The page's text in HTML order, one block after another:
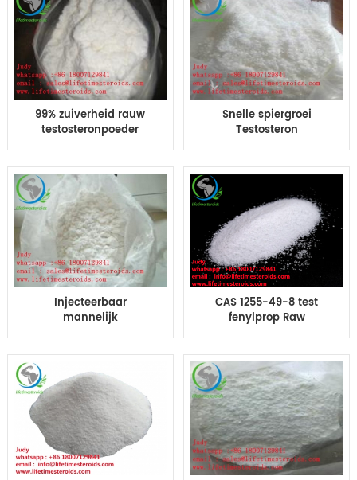
99% zuiverheid rauw
testosteronpoeder
Snelle spiergroei
Testosteron
Phenylpropionate
1255-49-8
Injecteerbaar
mannelijk
fenylpropionaat TPP
verbetert de
spiermassa
CAS 1255-49-8 test
fenylprop Raw
spieropbouw